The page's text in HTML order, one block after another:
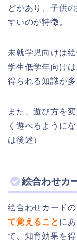
どがあり、子供
すいのが特徴。
未就学児向けは
学生低学年向け
得られる知識が多
また、遊び方を
く遊べるように
は後述）
絵合わせカ
絵合わせカードの
て覚えること に
て、知育効果を